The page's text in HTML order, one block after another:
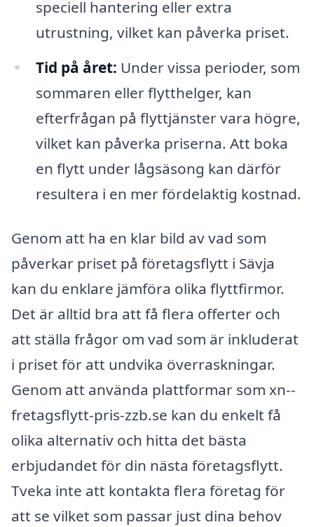
speciell hantering eller extra
utrustning, vilket kan påverka priset.
Tid på året: Under vissa perioder, som
sommaren eller flytthelger, kan
efterfrågan på flyttjänster vara högre,
vilket kan påverka priserna. Att boka
en flytt under lågsäsong kan därför
resultera i en mer fördelaktig kostnad.
Genom att ha en klar bild av vad som
påverkar priset på företagsflytt i Sävja
kan du enklare jämföra olika flyttfirmor.
Det är alltid bra att få flera offerter och
att ställa frågor om vad som är inkluderat
i priset för att undvika överraskningar.
Genom att använda plattformar som xn--
fretagsflytt-pris-zzb.se kan du enkelt få
olika alternativ och hitta det bästa
erbjudandet för din nästa företagsflytt.
Tveka inte att kontakta flera företag för
att se vilket som passar just dina behov